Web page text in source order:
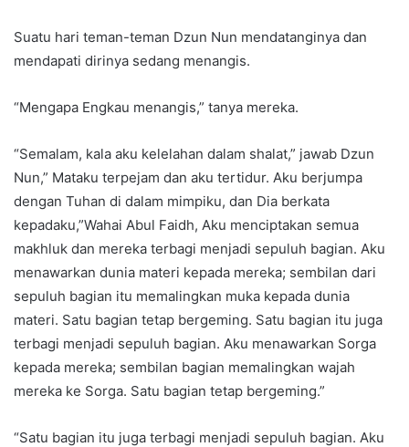
Suatu hari teman-teman Dzun Nun mendatanginya dan
mendapati dirinya sedang menangis.
“Mengapa Engkau menangis,” tanya mereka.
“Semalam, kala aku kelelahan dalam shalat,” jawab Dzun
Nun,” Mataku terpejam dan aku tertidur. Aku berjumpa
dengan Tuhan di dalam mimpiku, dan Dia berkata
kepadaku,”Wahai Abul Faidh, Aku menciptakan semua
makhluk dan mereka terbagi menjadi sepuluh bagian. Aku
menawarkan dunia materi kepada mereka; sembilan dari
sepuluh bagian itu memalingkan muka kepada dunia
materi. Satu bagian tetap bergeming. Satu bagian itu juga
terbagi menjadi sepuluh bagian. Aku menawarkan Sorga
kepada mereka; sembilan bagian memalingkan wajah
mereka ke Sorga. Satu bagian tetap bergeming.”
“Satu bagian itu juga terbagi menjadi sepuluh bagian. Aku